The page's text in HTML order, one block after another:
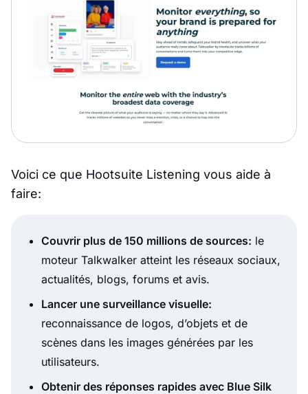
Voici ce que Hootsuite Listening vous aide à
faire:
Couvrir plus de 150 millions de sources: le
moteur Talkwalker atteint les réseaux sociaux,
actualités, blogs, forums et avis.
Lancer une surveillance visuelle:
reconnaissance de logos, d’objets et de
scènes dans les images générées par les
utilisateurs.
Obtenir des réponses rapides avec Blue Silk